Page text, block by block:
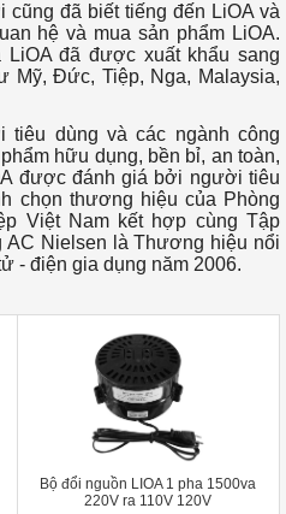
cũng đã biết tiếng đến LiOA và
hệ và mua sản phẩm LiOA.
đã được xuất khẩu sang
Mỹ, Đức, Tiệp, Nga, Malaysia,
dùng và các ngành công
hữu dụng, bền bỉ, an toàn,
được đánh giá bởi người tiêu
chọn thương hiệu của Phòng
Việt Nam kết hợp cùng Tập
Nielsen là Thương hiệu nổi
- điện gia dụng năm 2006.
Bộ đổi nguồn LIOA 1 pha 1500va
220V ra 110V 120V